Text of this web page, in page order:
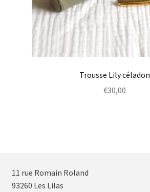
Trousse Lily céladon
€30,00
11 rue Romain Roland
93260 Les Lilas